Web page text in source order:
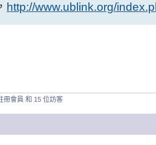
http://www.ublink.org/
冊會員 和 15 位訪客